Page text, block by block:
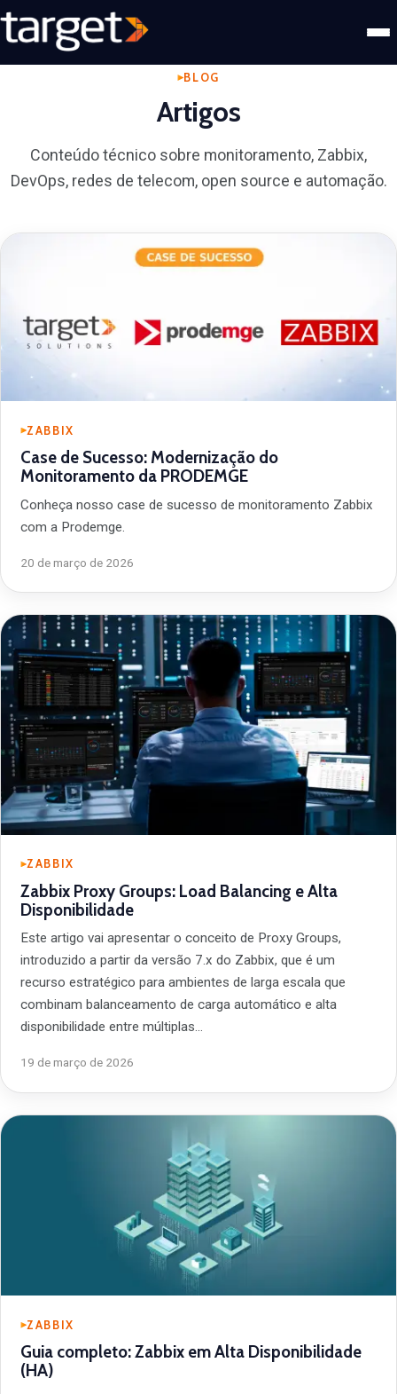
BLOG
Artigos
Conteúdo técnico sobre monitoramento, Zabbix,
DevOps, redes de telecom, open source e automação.
ZABBIX
Case de Sucesso: Modernização do
Monitoramento da PRODEMGE
Conheça nosso case de sucesso de monitoramento Zabbix
com a Prodemge.
20 de março de 2026
ZABBIX
Zabbix Proxy Groups: Load Balancing e Alta
Disponibilidade
Este artigo vai apresentar o conceito de Proxy Groups,
introduzido a partir da versão 7.x do Zabbix, que é um
recurso estratégico para ambientes de larga escala que
combinam balanceamento de carga automático e alta
disponibilidade entre múltiplas…
19 de março de 2026
ZABBIX
Guia completo: Zabbix em Alta Disponibilidade
(HA)